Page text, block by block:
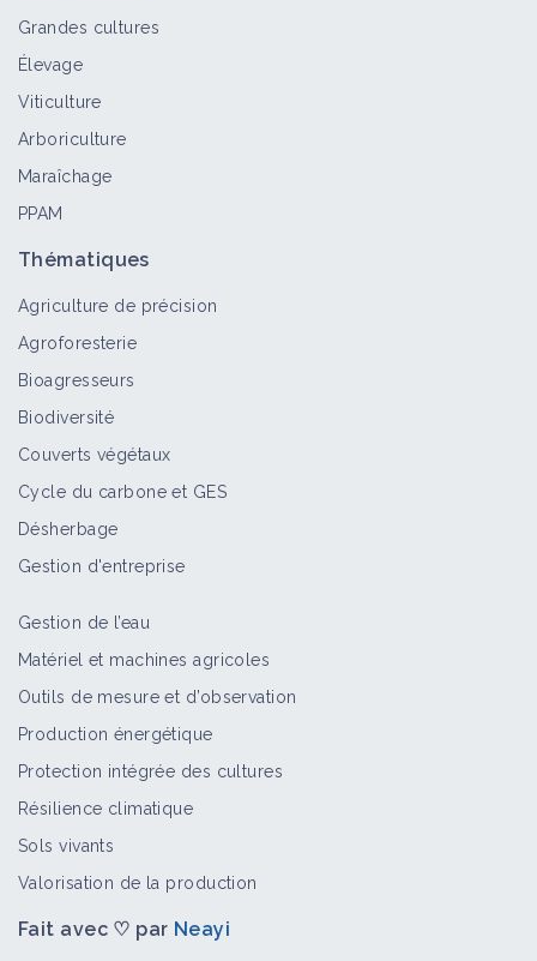
Grandes cultures
Élevage
Viticulture
Arboriculture
Maraîchage
PPAM
Thématiques
Agriculture de précision
Agroforesterie
Bioagresseurs
Biodiversité
Couverts végétaux
Cycle du carbone et GES
Désherbage
Gestion d'entreprise
Gestion de l’eau
Matériel et machines agricoles
Outils de mesure et d’observation
Production énergétique
Protection intégrée des cultures
Résilience climatique
Sols vivants
Valorisation de la production
Fait avec ♡ par Neayi